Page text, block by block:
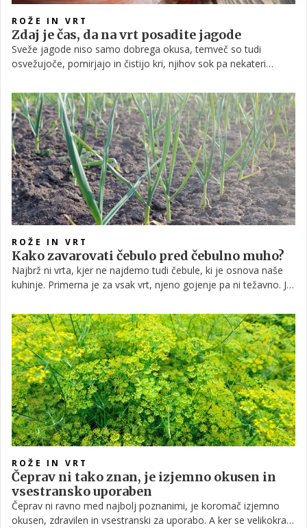
ROŽE IN VRT
Zdaj je čas, da na vrt posadite jagode
Sveže jagode niso samo dobrega okusa, temveč so tudi
osvežujoče, pomirjajo in čistijo kri, njihov sok pa nekateri
veljajo za naravni afrodiziak, za mnoge pa so jagode absolutne
kraljice poletja!
ROŽE IN VRT
Kako zavarovati čebulo pred čebulno muho?
Najbrž ni vrta, kjer ne najdemo tudi čebule, ki je osnova naše
kuhinje. Primerna je za vsak vrt, njeno gojenje pa ni težavno. Je
sta čebulna muha ter porova zavrtalka.
ROŽE IN VRT
Čeprav ni tako znan, je izjemno okusen in
vsestransko uporaben
Čeprav ni ravno med najbolj poznanimi, je koromač izjemno
okusen, zdravilen in vsestranski za uporabo. A ker se velikokrat